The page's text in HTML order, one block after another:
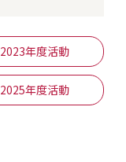
2023年度活動
2025年度活動